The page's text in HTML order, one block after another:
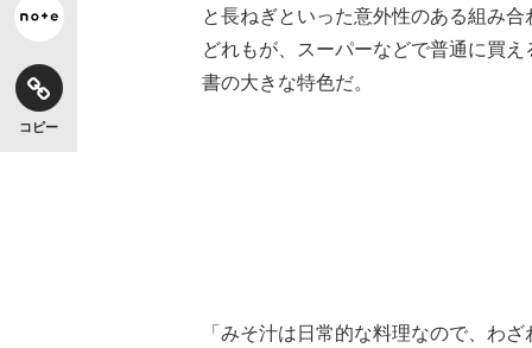
コピー
と長ねぎといった意外性のある組み
どれもが、スーパーなどで普通に買
書の大きな特色だ。
「みそ汁は日常的な料理なので、わ